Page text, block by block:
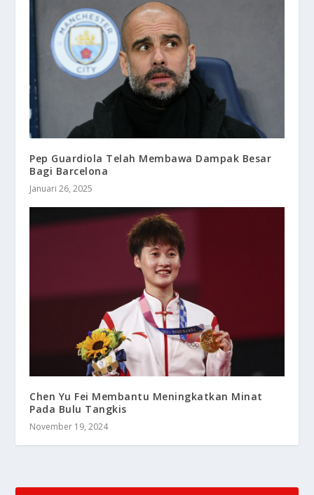
Pep Guardiola Telah Membawa Dampak Besar
Bagi Barcelona
Januari 26, 2025
Chen Yu Fei Membantu Meningkatkan Minat
Pada Bulu Tangkis
November 19, 2024